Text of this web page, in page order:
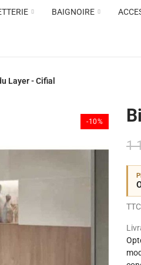
BAIGNOIRE
Voir toute la
Layer - Cifial
-10%
1
TTC